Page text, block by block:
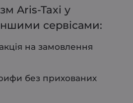
Aris-Taxi у
сервісами:
на замовлення
без прихованих